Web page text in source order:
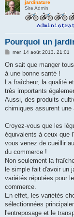
jardinature
Site Admin
Pourquoi un
M
s
a
g
mer. 14 août 2013, 21:01
On sait que manger
à une bonne santé !
La fraîcheur, la qualité
très importants
Aussi, des produits
chimiques assurent
Croyez-vous que les
équivalents à ceux que
vous venez de cueillir
du commerce !
Non seulement la
le simple fait d'avoir un
variétés réputées pour
commerce.
En effet, les variétés
sélectionnées
l'entreposage et le